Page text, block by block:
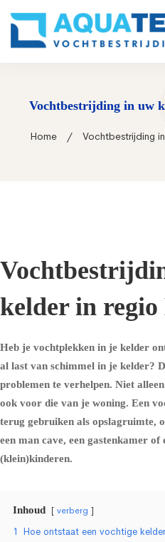
Vochtbestrijding in uw
Home Vochtbestrijding
kelder in regio
Heb je vochtplekken in je kelder
al last van schimmel in je kelder?
problemen te verhelpen. Niet
ook voor die van je woning. Een
terug gebruiken als opslagruimte,
een man cave, een gastenkamer
(klein)kinderen.
Inhoud verberg
1 Hoe ontstaat een vochtige